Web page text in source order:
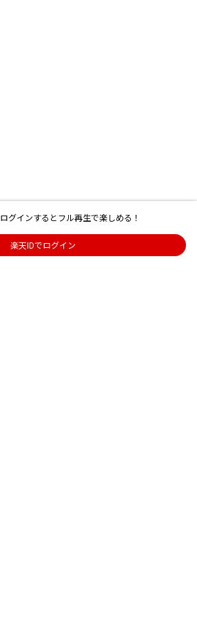
ログインするとフル再生で楽しめる！
楽天IDでログイン